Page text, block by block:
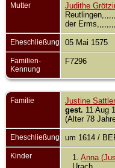
Mutter Judithe
der Erms,,,,,,,,
Eheschließung 05 Mai 1575
Familien-
Kennung
F7296
Familie Justine Sattler
gest. 11 Aug
(Alter 78
Eheschließung um 1614 /
Kinder 1. Anna